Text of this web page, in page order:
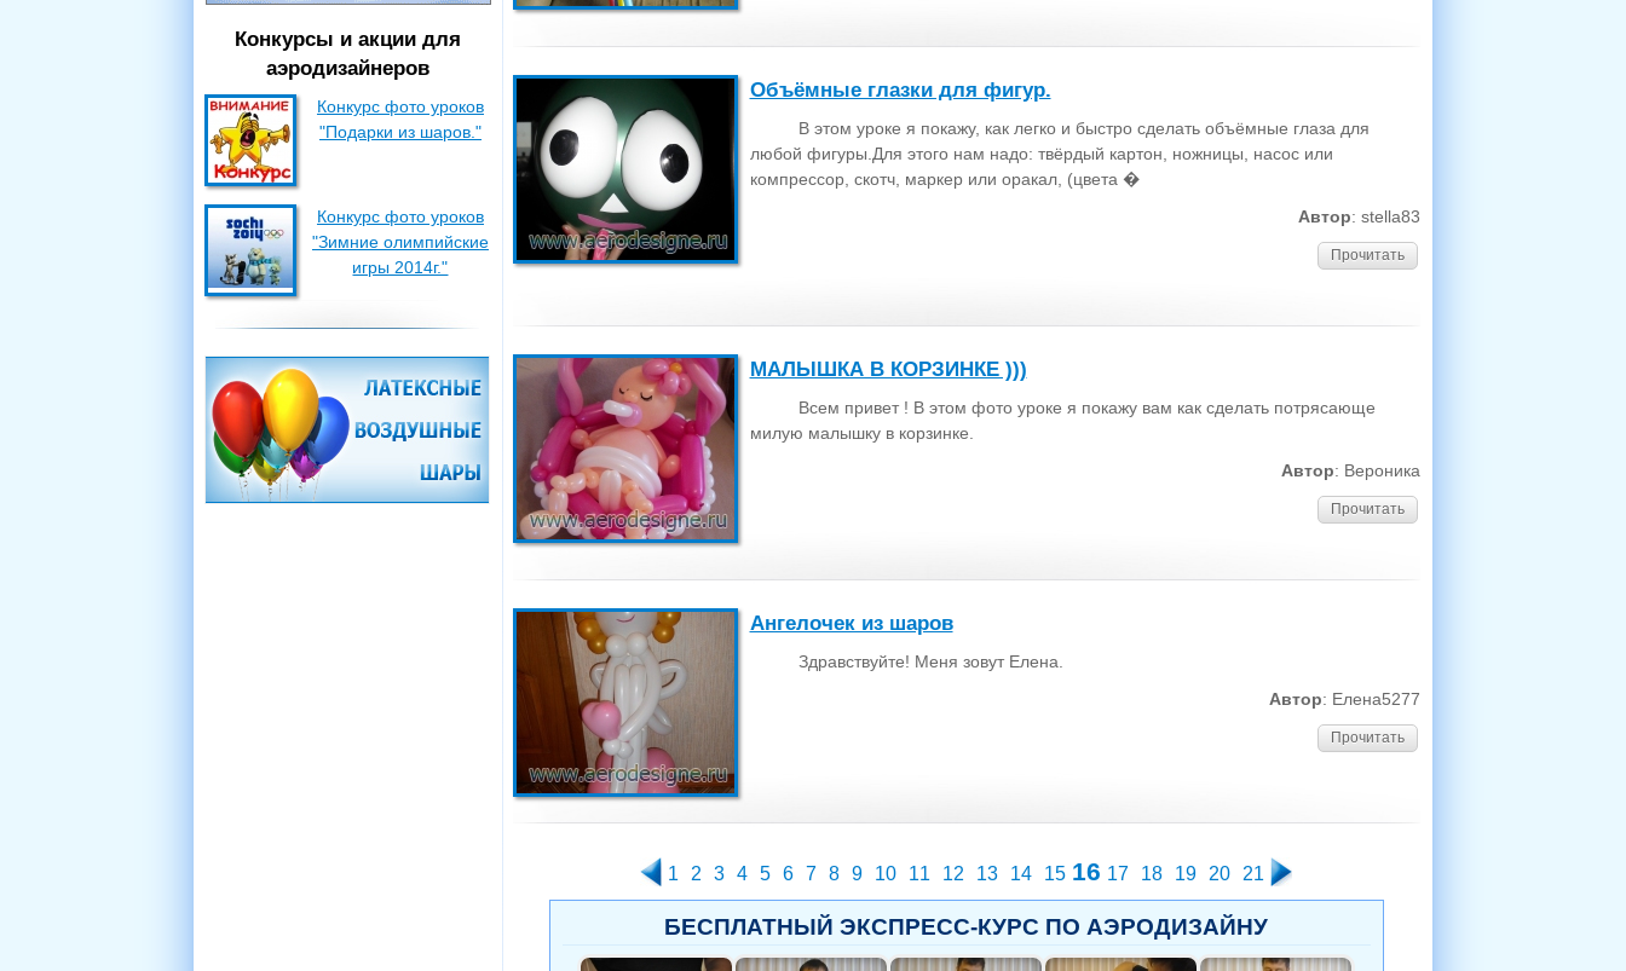
Конкурсы и акции для
аэродизайнеров
Конкурс фото уроков
"Подарки из шаров."
Конкурс фото уроков
"Зимние олимпийские
игры 2014г."
Объёмные глазки для фигур.
В этом уроке я покажу, как легко и быстро сделать объёмные глаза для
любой фигуры.Для этого нам надо: твёрдый картон, ножницы, насос или
компрессор, скотч, маркер или оракал, (цвета �
Автор: stella83
Прочитать
МАЛЫШКА В КОРЗИНКЕ )))
Всем привет ! В этом фото уроке я покажу вам как сделать потрясающе
милую малышку в корзинке.
Автор: Вероника
Прочитать
Ангелочек из шаров
Здравствуйте! Меня зовут Елена.
Автор: Елена5277
Прочитать
1 2 3 4 5 6 7 8 9 10 11 12 13 14 15 16 17 18 19 20 21
БЕСПЛАТНЫЙ ЭКСПРЕСС-КУРС ПО АЭРОДИЗАЙНУ